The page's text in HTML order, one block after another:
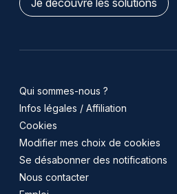
Je découvre les solutions
Qui sommes-nous ?
Infos légales / Affiliation
Cookies
Modifier mes choix de cookies
Se désabonner des notifications
Nous contacter